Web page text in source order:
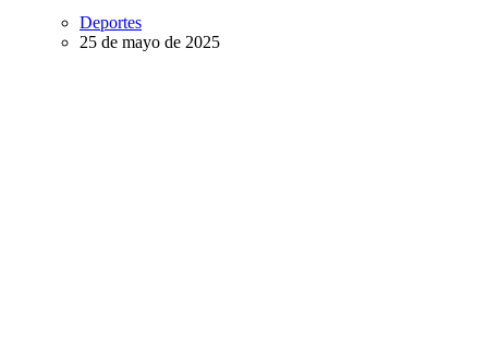
Deportes
25 de mayo de 2025